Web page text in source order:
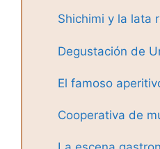
Shichimi y la lata
Degustación de
El famoso
Cooperativa de